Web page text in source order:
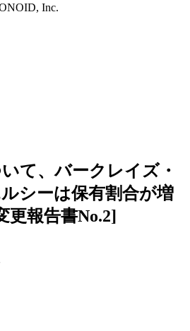
Inc.
て、バークレイズ・
シーは保有割合が増
更報告書No.2]